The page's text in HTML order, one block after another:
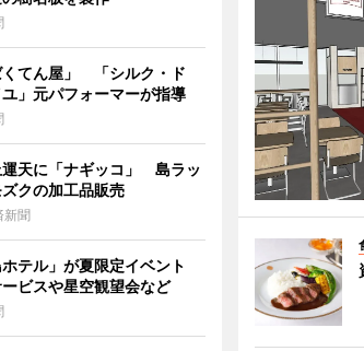
くてん屋」 「シルク・ド
」元パフォーマーが指導
運天に「ナギッコ」 島ラッ
クの加工品販売
新聞
テル」が夏限定イベント
ビスや星空観望会など